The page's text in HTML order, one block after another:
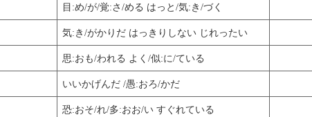
目:め/が/覚:さ/める はっと/気:き/づく
気:き/がかりだ はっきりしない じれったい
思:おも/われる よく/似:に/ている
いいかげんだ /愚:おろ/かだ
恐:おそ/れ/多:おお/い すぐれている